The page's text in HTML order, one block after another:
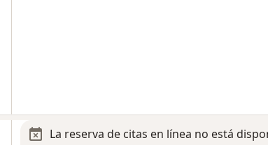
La reserva de citas en línea no está